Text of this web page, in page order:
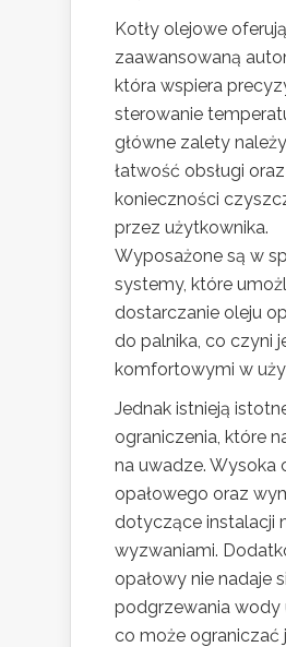
Kotły olejowe oferują
zaawansowaną
która wspiera
sterowanie
główne zalety
łatwość obsługi
konieczności
przez użytkownika.
Wyposażone są w
systemy, które
dostarczanie oleju
do palnika, co czyni
komfortowymi w
Jednak istnieją
ograniczenia, które
na uwadze. Wysoka
opałowego oraz
dotyczące instalacji
wyzwaniami.
opałowy nie nadaje
podgrzewania wody
co może ograniczać